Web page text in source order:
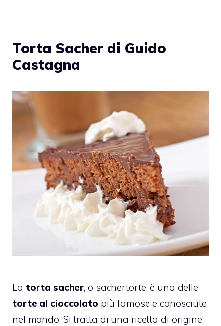
Torta Sacher di Guido
Castagna
La torta sacher, o sachertorte, è una delle
torte al cioccolato più famose e conosciute
nel mondo. Si tratta di una ricetta di origine